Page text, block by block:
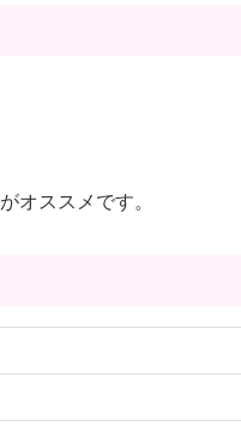
がオススメです。